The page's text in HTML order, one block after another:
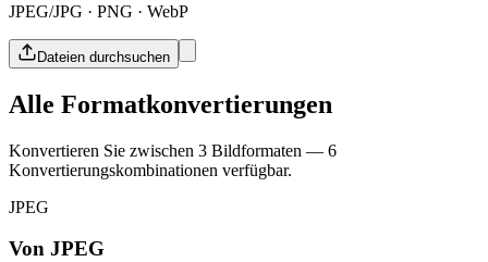
JPEG/JPG · PNG · WebP
Dateien durchsuchen
Alle Formatkonvertierungen
Konvertieren Sie zwischen 3 Bildformaten — 6
Konvertierungskombinationen verfügbar.
JPEG
Von JPEG